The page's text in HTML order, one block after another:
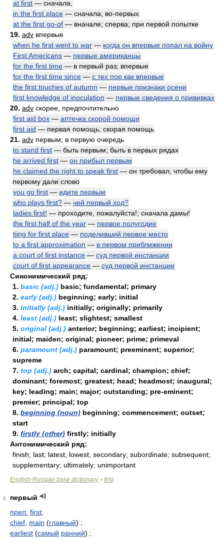
at first — сначала,
in the first place — сначала; во-первых
at the first go-of — вначале; сперва; при первой попытке
19. adv впервые
when he first went to war — когда он впервые попал на войну
First Americans — первые американцы
for the first time — в первый раз; впервые
for the first time since — с тех пор как впервые
the first touches of autumn — первые признаки осени
first knowledge of inoculation — первые сведения о прививках
20. adv скорее, предпочтительно
first aid box — аптечка скорой помощи
first aid — первая помощь; скорая помощь
21. adv первым; в первую очередь
to stand first — быть первым; быть в первых рядах
he arrived first — он прибыл первым
he claimed the right to speak first — он требовал, чтобы ему
первому дали слово
you go first — идите первым
who plays first? — чей первый ход?
ladies first! — проходите, пожалуйста!; сначала дамы!
the first half of the year — первое полугодие
tiing for first place — поделивший первое место
to a first approximation — в первом приближении
a court of first instance — суд первой инстанции
court of first appearance — суд первой инстанции
Синонимический ряд:
1. basic (adj.) basic; fundamental; primary
2. early (adj.) beginning; early; initial
3. initially (adj.) initially; originally; primarily
4. least (adj.) least; slightest; smallest
5. original (adj.) anterior; beginning; earliest; incipient;
initial; maiden; original; pioneer; prime; primeval
6. paramount (adj.) paramount; preeminent; superior;
supreme
7. top (adj.) arch; capital; cardinal; champion; chief;
dominant; foremost; greatest; head; headmost; inaugural;
key; leading; main; major; outstanding; pre-eminent;
premier; principal; top
8. beginning (noun) beginning; commencement; outset;
start
9. firstly (other) firstly; initially
Антонимический ряд:
finish; last; latest; lowest; secondary; subordinate; subsequent;
supplementary; ultimately; unimportant
English-Russian base dictionary> first
6
первый
прил. first;
chief main (главный) ;
earliest (самый ранний) ;